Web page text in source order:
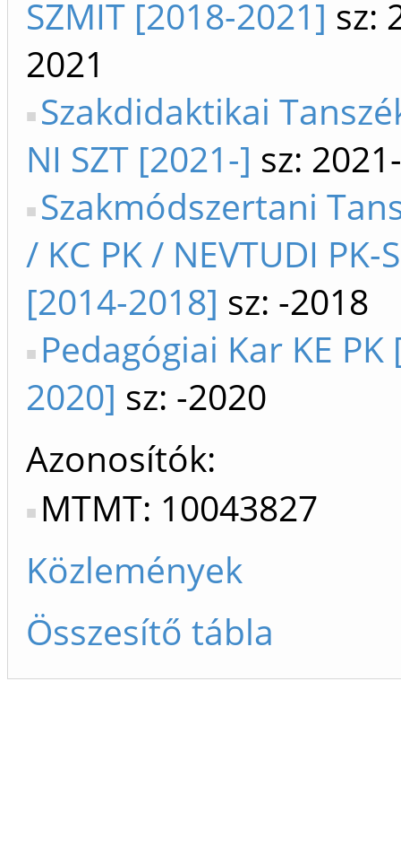
SZMIT [2018-2021] sz:
2021
Szakdidaktikai
NI SZT [2021-] sz: 2021-
Szakmódszertani
/ KC PK / NEVTUDI PK-
[2014-2018] sz: -2018
Pedagógiai Kar KE PK
2020] sz: -2020
Azonosítók
MTMT: 10043827
Közlemények
Összesítő tábla